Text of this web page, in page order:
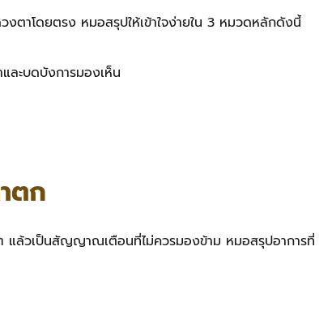
ตาโดยตรง หมอสรุปให้เข้าใจง่ายใน 3 หมวดหลักดังนี้
ละบดบังการมองเห็น
ตก
แล้วเป็นสัญญาณเตือนที่ไม่ควรมองข้าม หมอสรุปอาการที่